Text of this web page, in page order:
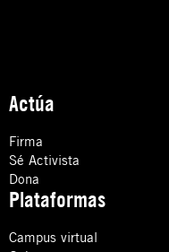
Actúa
Firma
Sé Activista
Dona
Plataformas
Campus virtual